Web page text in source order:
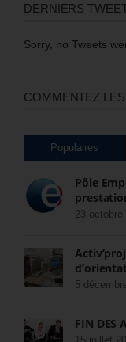
DERNIERS
Sorry, no Tweets
COMMENTEZ
Populaires
Pôle
23 octobre
5
FIN DES